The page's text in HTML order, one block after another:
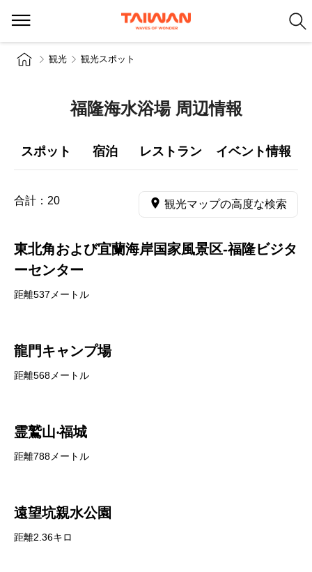
観光 観光スポット
福隆海水浴場 周辺情報
スポット 宿泊 レストラン イベント情報
合計： 20 観光マップの高度な検索
東北角および宜蘭海岸国家風景区-福隆ビジタ
ーセンター
距離537メートル
龍門キャンプ場
距離568メートル
霊鷲山‧福城
距離788メートル
遠望坑親水公園
距離2.36キロ